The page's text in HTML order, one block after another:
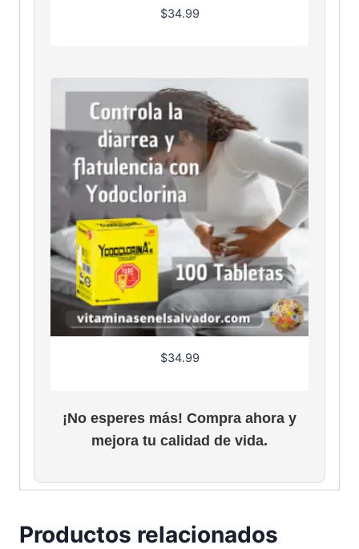
$34.99
$34.99
¡No esperes más! Compra ahora y
mejora tu calidad de vida.
Productos relacionados